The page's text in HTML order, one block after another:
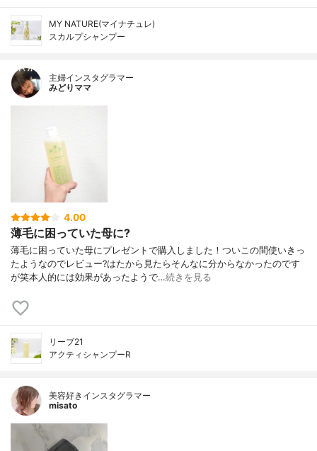
MY NATURE(マイナチュレ)
スカルプシャンプー
主婦インスタグラマー
みどりママ
4.00
薄毛に困っていた母に?
薄毛に困っていた母にプレゼントで購入しました！ついこの間使いきっ
たようなのでレビュー?はたから見たらそんなに分からなかったのです
が笑本人的には効果があったようで…続きを見る
リーブ21
アクティシャンプーR
美容好きインスタグラマー
misato